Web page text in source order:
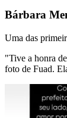
Bárbara
Uma das
"Tive a honra
foto de Fuad.